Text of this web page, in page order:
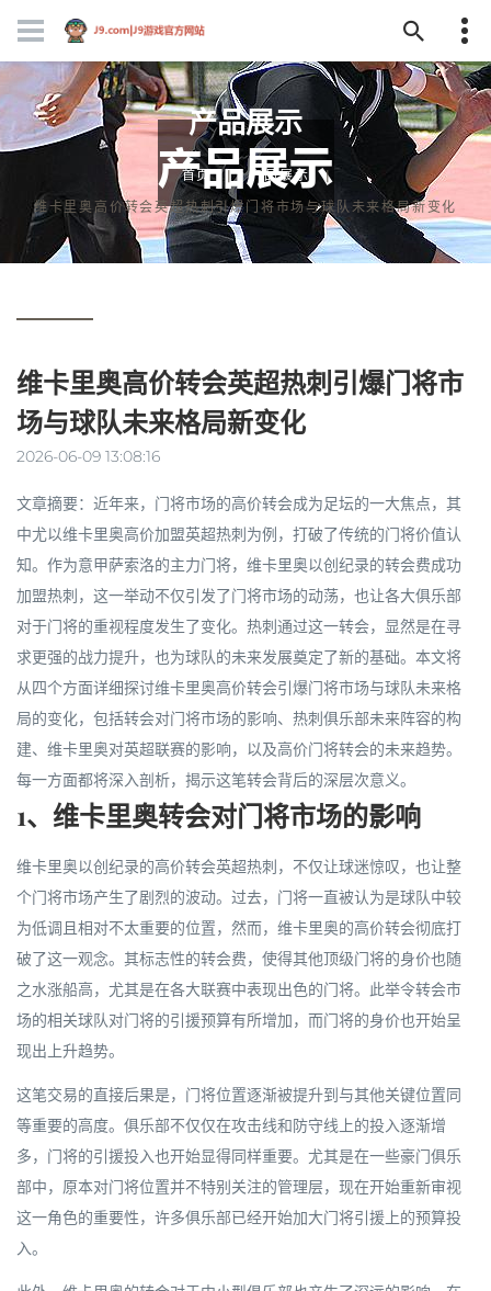
产品展示
首页
产品展示
维卡里奥高价转会英超热刺引爆门将市场与球队未来格局新变化
维卡里奥高价转会英超热刺引爆门将市
场与球队未来格局新变化
2026-06-09 13:08:16
文章摘要：近年来，门将市场的高价转会成为足坛的一大焦点，其
中尤以维卡里奥高价加盟英超热刺为例，打破了传统的门将价值认
知。作为意甲萨索洛的主力门将，维卡里奥以创纪录的转会费成功
加盟热刺，这一举动不仅引发了门将市场的动荡，也让各大俱乐部
对于门将的重视程度发生了变化。热刺通过这一转会，显然是在寻
求更强的战力提升，也为球队的未来发展奠定了新的基础。本文将
从四个方面详细探讨维卡里奥高价转会引爆门将市场与球队未来格
局的变化，包括转会对门将市场的影响、热刺俱乐部未来阵容的构
建、维卡里奥对英超联赛的影响，以及高价门将转会的未来趋势。
每一方面都将深入剖析，揭示这笔转会背后的深层次意义。
1、维卡里奥转会对门将市场的影响
维卡里奥以创纪录的高价转会英超热刺，不仅让球迷惊叹，也让整
个门将市场产生了剧烈的波动。过去，门将一直被认为是球队中较
为低调且相对不太重要的位置，然而，维卡里奥的高价转会彻底打
破了这一观念。其标志性的转会费，使得其他顶级门将的身价也随
之水涨船高，尤其是在各大联赛中表现出色的门将。此举令转会市
场的相关球队对门将的引援预算有所增加，而门将的身价也开始呈
现出上升趋势。
这笔交易的直接后果是，门将位置逐渐被提升到与其他关键位置同
等重要的高度。俱乐部不仅仅在攻击线和防守线上的投入逐渐增
多，门将的引援投入也开始显得同样重要。尤其是在一些豪门俱乐
部中，原本对门将位置并不特别关注的管理层，现在开始重新审视
这一角色的重要性，许多俱乐部已经开始加大门将引援上的预算投
入。